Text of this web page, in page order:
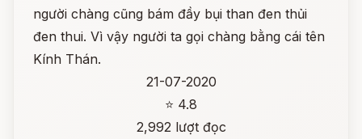
người chàng cũng bám đầy bụi than đen thủi
đen thui. Vì vậy người ta gọi chàng bằng cái tên
Kính Thán.
21-07-2020
⭐ 4.8
2,992 lượt đọc